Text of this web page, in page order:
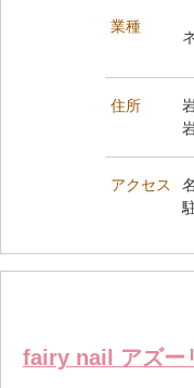
業種
住所
アクセス
fairy nail アズー